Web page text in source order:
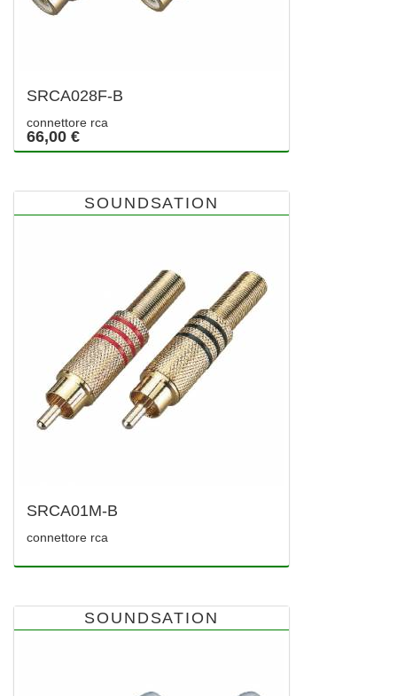
SRCA028F-B
connettore rca
66,00 €
SOUNDSATION
SRCA01M-B
connettore rca
SOUNDSATION